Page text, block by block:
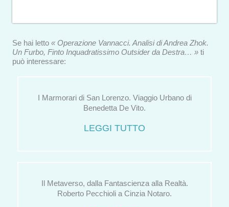
Se hai letto « Operazione Vannacci. Analisi di Andrea Zhok.
Un Furbo, Finto Inquadratissimo Outsider da Destra… » ti
può interessare:
I Marmorari di San Lorenzo. Viaggio Urbano di
Benedetta De Vito.
LEGGI TUTTO
Il Metaverso, dalla Fantascienza alla Realtà.
Roberto Pecchioli a Cinzia Notaro.